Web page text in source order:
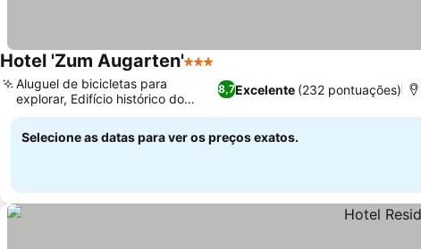
Hotel 'Zum Augarten'3 Estrelas
8,7Excelente (232 pontuações)
Aluguel de bicicletas para
explorar, Edifício histórico do
século XIX
Selecione as datas para ver os preços exatos.